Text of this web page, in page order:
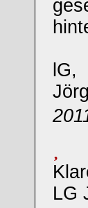
lG,
LG